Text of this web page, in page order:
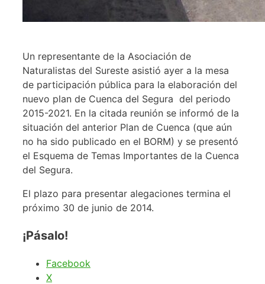
Un representante de la Asociación de
Naturalistas del Sureste asistió ayer a la mesa
de participación pública para la elaboración del
nuevo plan de Cuenca del Segura del periodo
2015-2021. En la citada reunión se informó de la
situación del anterior Plan de Cuenca (que aún
no ha sido publicado en el BORM) y se presentó
el Esquema de Temas Importantes de la Cuenca
del Segura.
El plazo para presentar alegaciones termina el
próximo 30 de junio de 2014.
¡Pásalo!
Facebook
X